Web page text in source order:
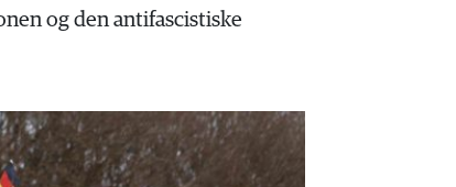
og den antifascistiske